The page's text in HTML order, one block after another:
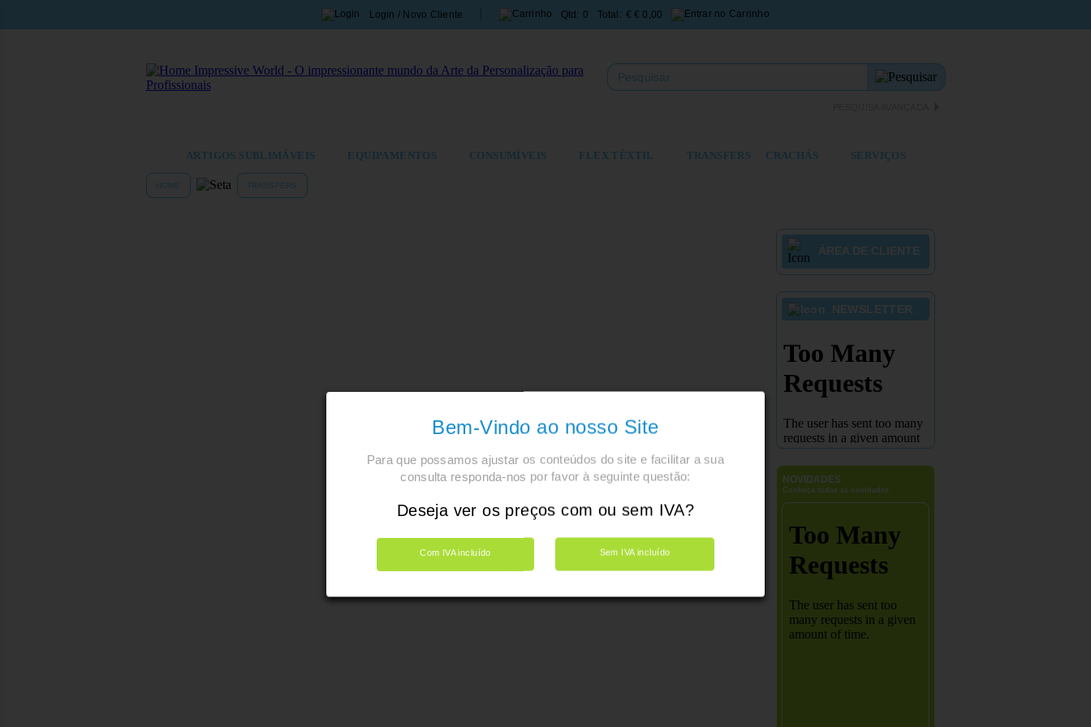
Bem-Vindo ao nosso Site
Para que possamos ajustar os conteúdos do site e facilitar a sua
consulta responda-nos por favor à seguinte questão:
Deseja ver os preços com ou sem IVA?
Com IVA incluído Sem IVA incluído
Login / Novo Cliente Qtd: 0 Total: € € 0,00
ARTIGOS SUBLIMÁVEIS EQUIPAMENTOS CONSUMÍVEIS FLEX TÊXTIL TRANSFERS CRACHÁS SERVIÇOS
HOME TRANSFERS
ÁREA DE CLIENTE
NEWSLETTER
NOVIDADES
Conheça todas as novidades